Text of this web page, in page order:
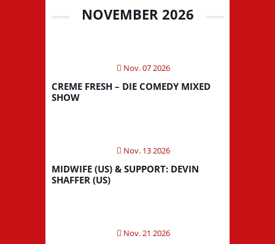
NOVEMBER 2026
Nov. 07 2026
CREME FRESH – DIE COMEDY MIXED
SHOW
Nov. 13 2026
MIDWIFE (US) & SUPPORT: DEVIN
SHAFFER (US)
Nov. 21 2026